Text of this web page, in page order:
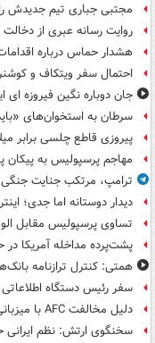
مجتبی جباری تیم جدیدش
روایت رسانه عبری از دخالت
هشدار حماس درباره
احتمال سفر ویتکاف و
جان دوباره نگین فیروزه ای
سرطان به استخوان‌های
پیروزی قاطع چلسی برابر
مهاجم پرسپولیس به پیکان
ترامپ، مرتکب جنایت
دیدار دوستانه اما جدی؛ اینتر ۲- یوونتوس ۱ +فیلم
تساوی پرسپولیس مقابل
پشت‌پرده مداخله آمریکا
همتی: کنترل ترازنامه
سفر رئیس دستگاه
دلیل مخالفت AFC با میزبانی آبی‌ها در عراق
سخنگوی ارتش: نظم ایرانی